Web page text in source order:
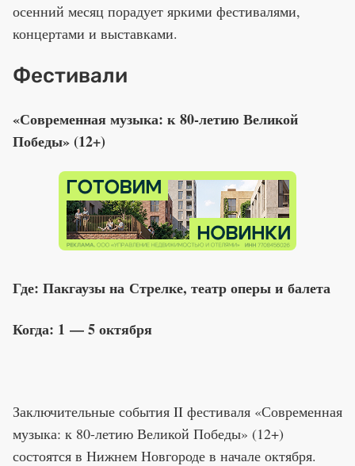
осенний месяц порадует яркими фестивалями,
концертами и выставками.
Фестивали
«Современная музыка: к 80-летию Великой
Победы» (12+)
Где: Пакгаузы на Стрелке, театр оперы и балета
Когда: 1 — 5 октября
Заключительные события II фестиваля «Современная
музыка: к 80-летию Великой Победы» (12+)
состоятся в Нижнем Новгороде в начале октября.